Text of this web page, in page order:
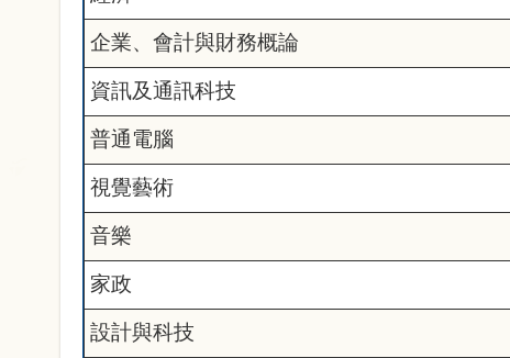
企業、會計與財務概論
資訊及通訊科技
普通電腦
視覺藝術
音樂
家政
設計與科技